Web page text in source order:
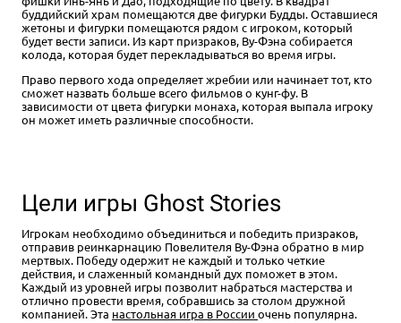
буддийский храм помещаются две фигурки Будды. Оставшиеся
жетоны и фигурки помещаются рядом с игроком, который
будет вести записи. Из карт призраков, Ву-Фэна собирается
колода, которая будет перекладываться во время игры.
Право первого хода определяет жребии или начинает тот, кто
сможет назвать больше всего фильмов о кунг-фу. В
зависимости от цвета фигурки монаха, которая выпала игроку
он может иметь различные способности.
Цели игры Ghost Stories
Игрокам необходимо объединиться и победить призраков,
отправив реинкарнацию Повелителя Ву-Фэна обратно в мир
мертвых. Победу одержит не каждый и только четкие
действия, и слаженный командный дух поможет в этом.
Каждый из уровней игры позволит набраться мастерства и
отлично провести время, собравшись за столом дружной
компанией. Эта настольная игра в России очень популярна.